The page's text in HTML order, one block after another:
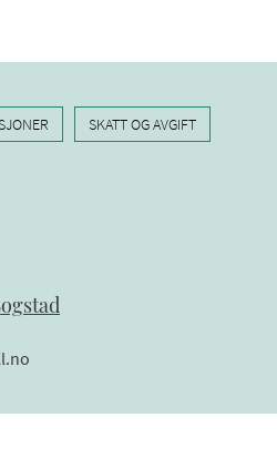
SKATT OG AVGIFT